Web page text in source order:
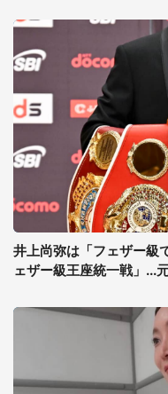
井上尚弥は「フェザー級
ェザー級王座統一戦」...